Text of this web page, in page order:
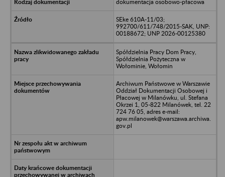
dokumentacja osobowo-płacowa
SEke 610A-11/03;
992700/611/748/2015-SAK, UNP:
00188672; UNP 2026-00125380
Spółdzielnia Pracy Dom Pracy,
Spółdzielnia Pożyteczna w
Wołominie, Wołomin
Archiwum Państwowe w Warszawie
Oddział Dokumentacji Osobowej i
Płacowej w Milanówku, ul. Stefana
Okrzei 1, 05-822 Milanówek, tel. 22
724 76 05, adres e-mail:
apw.milanowek@warszawa.archiwa.
gov.pl